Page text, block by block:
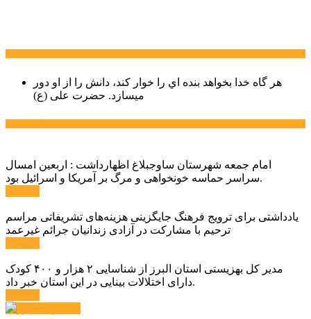
هر گاه خدا بخواهد بنده اي را خوار كند، دانش را از او دور
میسازد. حضرت علی (ع)
امام جمعه شهرستان ساوجبلاغ اظهارداشت : اربعین امسال
سراسر حماسه خونخواهی و مرگ بر آمریکا و اسرائیل بود.
یادداشتی برای ترویج فرهنگ جایگزینی هزینه‌های تشریفاتی مراسم
ترحیم با مشارکت در آزادی زندانیان جرائم غیرعمد
مدیر کل بهزیستی استان البرز از شناسایی ۲ هزار و ۴۰۰ کودک
دارای اختلالات بینایی در این استان خبر داد.